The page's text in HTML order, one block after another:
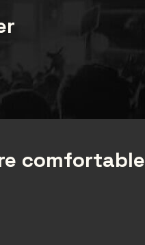
comfortable